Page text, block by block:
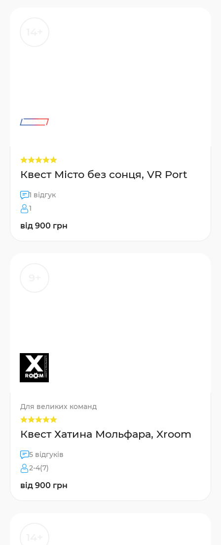
Квест Місто без сонця, VR Port
1 відгук
1
від 900 грн
Для великих команд
Квест Хатина Мольфара, Xroom
5 відгуків
2-4(7)
від 900 грн